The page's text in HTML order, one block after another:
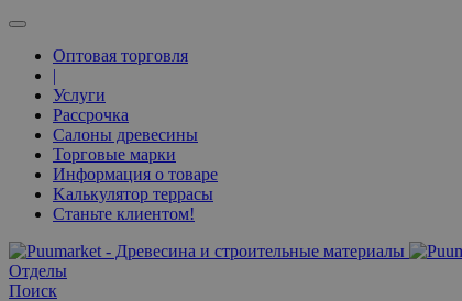
Оптовая торговля
|
Услуги
Рассрочка
Салоны древесины
Торговые марки
Информация о товаре
Kалькулятор террасы
Станьте клиентом!
Oтделы
Поиск